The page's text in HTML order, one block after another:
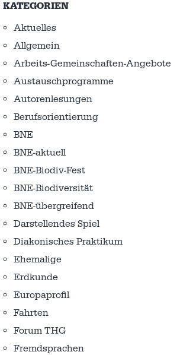
KATEGORIEN
Aktuelles
Allgemein
Arbeits-Gemeinschaften-Angebote
Austausch­programme
Autorenlesungen
Berufsorientierung
BNE
BNE-aktuell
BNE-Biodiv-Fest
BNE-Biodiversität
BNE-übergreifend
Darstellendes Spiel
Diakonisches Praktikum
Ehemalige
Erdkunde
Europaprofil
Fahrten
Forum THG
Fremdsprachen